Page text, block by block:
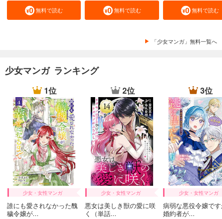
無料で読む 無料で読む 無料で読む
「少女マンガ」無料一覧へ
少女マンガ ランキング
1位
少女・女性マンガ
誰にも愛されなかった醜
穢令嬢が...
2位
少女・女性マンガ
悪女は美しき獣の愛に咲
く（単話...
3位
少女・女性マンガ
病弱な悪役令嬢で
婚約者が...